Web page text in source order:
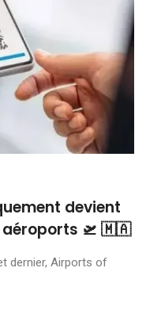
devient
aéroports 🛫 🇲🇦
dernier, Airports of